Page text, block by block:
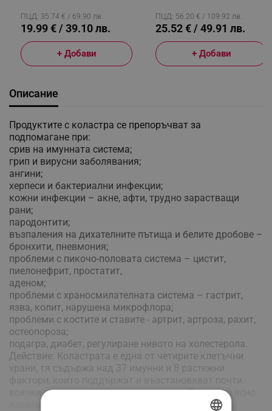
ПЦД: 35.74 € / 69.90 лв.
19.99 € / 39.10 лв.
+ Добави
Телесен Състав, Бежов
ПЦД: 56.20 € / 109.92 лв.
25.52 € / 49.91 лв.
+ Добави
Описание
Продуктите с коластра се препоръчват за
подпомагане при:
срив на имунната система;
грип и вирусни заболявания;
ангини;
херпеси и бактериални инфекции;
кожни инфекции – акне, афти, трудно зарастващи
рани;
пародонтити;
възпаления на дихателните пътища и белите дробове –
бронхити, пневмония;
проблеми с пикочо-половата система – цистит,
пиелонефрит, простатит,
аденом;
проблеми с храносмилателната система – гастрит,
язва, колит, нарушена микрофлора;
проблеми с костите и ставите - артрит, артроза, рахит,
остеопороза;
подагра, диабет, регулиране нивото на холестерола.
Действие: Коластрата е една от четирите клетъчни
храни, тя съдържа над 37 имунни и 8 растежни
всички органи и системи в организма. Проявява ясно